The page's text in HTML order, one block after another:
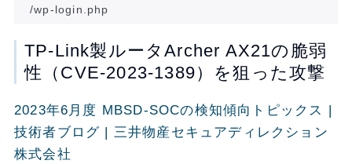
TP-Link製ルータArcher AX21の脆弱
性（CVE-2023-1389）を狙った攻撃
2023年6月度 MBSD-SOCの検知傾向トピックス |
技術者ブログ | 三井物産セキュアディレクション
株式会社